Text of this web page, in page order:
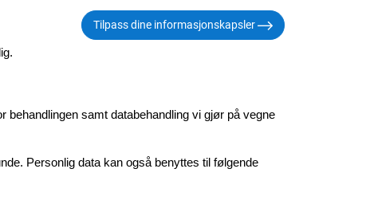
Tilpass dine informasjonskapsler
samt databehandling vi gjør på vegne
Personlig data kan også benyttes til følgende